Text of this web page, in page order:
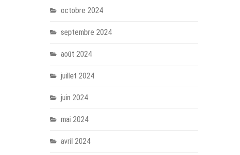
octobre 2024
septembre 2024
août 2024
juillet 2024
juin 2024
mai 2024
avril 2024